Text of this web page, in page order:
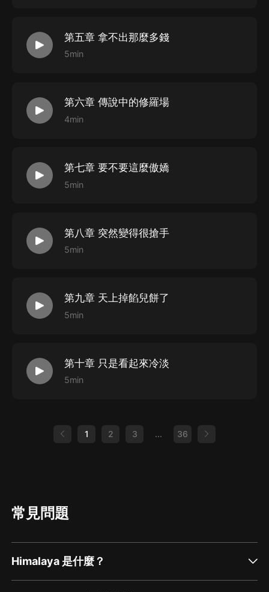
第五章 拿不出那麼多錢
5min
第六章 傳說中的修羅場
4min
第七章 要不要這麼傲嬌
5min
第八章 突然變得很搶手
5min
第九章 天上掉餡兒餅了
5min
第十章 只是看起來冷淡
5min
1 2 3 ... 36
常見問題
Himalaya 是什麼？